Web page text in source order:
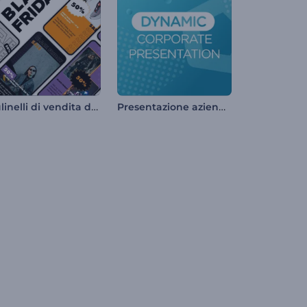
Mulinelli di vendita del Black Friday Presentazione aziendale dinamica